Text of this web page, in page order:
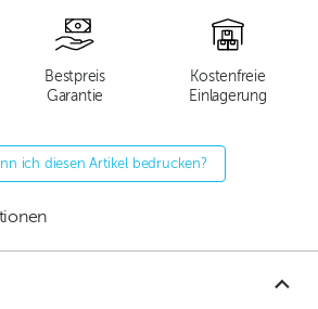
Bestpreis
Garantie
Kostenfreie
Einlagerung
ich diesen Artikel bedrucken?